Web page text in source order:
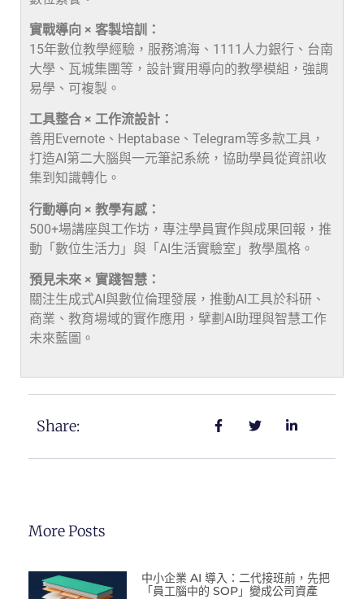
實戰導向 × 客製培訓：
15年數位教學經驗，服務鴻海、1111人力銀行、台南
大學、瓦城集團等，設計實用導向的教學模組，強調
易學、可複製。
工具整合 × 工作流設計：
善用Evernote、Heptabase、Telegram等多款工具，
打造AI第二大腦與一元筆記系統，協助學員從資訊收
集到知識轉化。
行動導向 × 教學有感：
500+場講座與工作坊，專注學員實作與成果回報，推
動「數位生活力」與「AI生活實驗室」教學風格。
預見未來 × 實踐智慧：
關注生成式AI與數位倫理發展，推動AI工具於科研、
商業、教育場域的實作應用，擘劃AI助理與智慧工作
未來藍圖。
Share:
More Posts
中小企業 AI 導入：二代接班前，先把
「員工腦中的 SOP」變成公司資產